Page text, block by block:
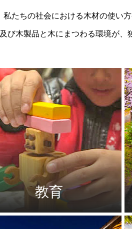
私たちの社会における木材の使い
及び木製品と木にまつわる環境が、
教育